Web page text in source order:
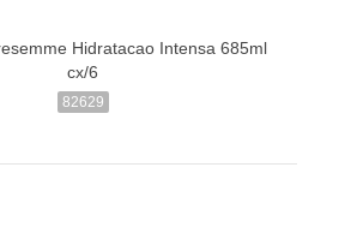
Hidratacao Intensa 685ml
cx/6
82629